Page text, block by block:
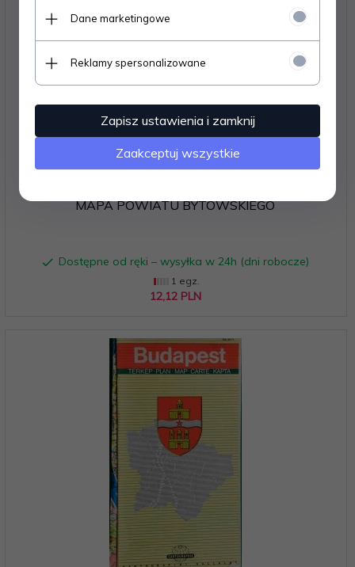
MAPA POWIATU BYTOWSKIEGO
Dostępne od ręki – wysyłka w 24h (dni robocze)
1 egz.
12,12 PLN
Dane marketingowe
Reklamy spersonalizowane
Zapisz ustawienia i zamknij
Zaakceptuj wszystkie